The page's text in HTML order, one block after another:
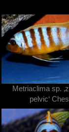
Metriaclima sp.
pelvic‘